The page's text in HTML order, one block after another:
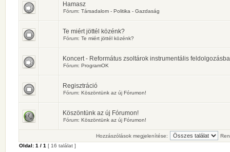
Hamasz
Fórum: Társadalom - Politika - Gazdaság
Te miért jöttél közénk?
Fórum: Te miért jöttél közénk?
Koncert - Református zsoltárok instrumentális
Fórum: ProgramOK
Regisztráció
Fórum: Köszöntünk az új Fórumon!
Köszöntünk az új Fórumon!
Fórum: Köszöntünk az új Fórumon!
Hozzászólások megjelenítése:
Oldal: 1 / 1 [ 16 találat ]